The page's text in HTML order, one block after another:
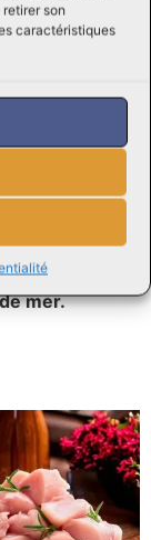
son
caractéristiques
vous séduire
est une
et un
de volaille et
mer.